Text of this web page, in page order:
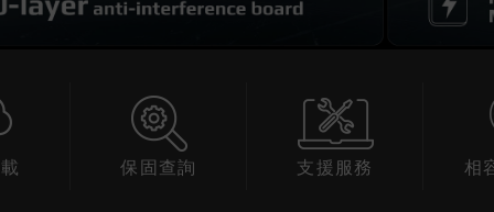
保固查詢 支援服務 相